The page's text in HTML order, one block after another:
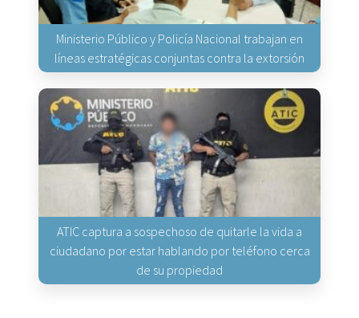
Ministerio Público y Policía Nacional trabajan en
líneas estratégicas conjuntas contra la extorsión
ATIC captura a sospechoso de quitarle la vida a
ciudadano por estar hablando por teléfono cerca
de su propiedad